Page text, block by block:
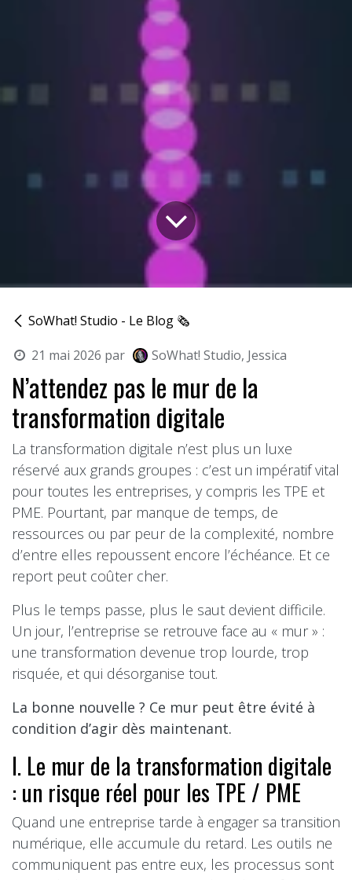
SoWhat! Studio - Le Blog 🗞
21 mai 2026 par SoWhat! Studio, Jessica
N’attendez pas le mur de la
transformation digitale
La transformation digitale n’est plus un luxe
réservé aux grands groupes : c’est un impératif vital
pour toutes les entreprises, y compris les TPE et
PME. Pourtant, par manque de temps, de
ressources ou par peur de la complexité, nombre
d’entre elles repoussent encore l’échéance. Et ce
report peut coûter cher.
Plus le temps passe, plus le saut devient difficile.
Un jour, l’entreprise se retrouve face au « mur » :
une transformation devenue trop lourde, trop
risquée, et qui désorganise tout.
La bonne nouvelle ? Ce mur peut être évité à
condition d’agir dès maintenant.
I. Le mur de la transformation digitale
: un risque réel pour les TPE / PME
Quand une entreprise tarde à engager sa transition
numérique, elle accumule du retard. Les outils ne
communiquent pas entre eux, les processus sont